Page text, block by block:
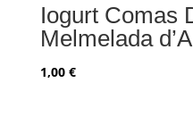
Iogurt Comas
Melmelada
1,00 €